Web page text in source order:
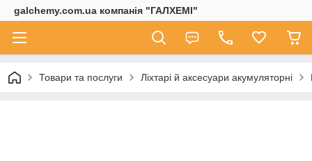
galchemy.com.ua компанія "ГАЛХЕМІ"
Товари та послуги Ліхтарі й аксесуари акумуляторні